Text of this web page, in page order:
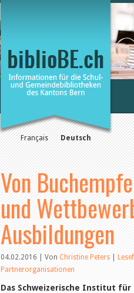
Français Deutsch
Von
und
Ausbildungen
04.02.2016 | Von Christine Peters
Partnerorganisationen
Das Schweizerische Institut für